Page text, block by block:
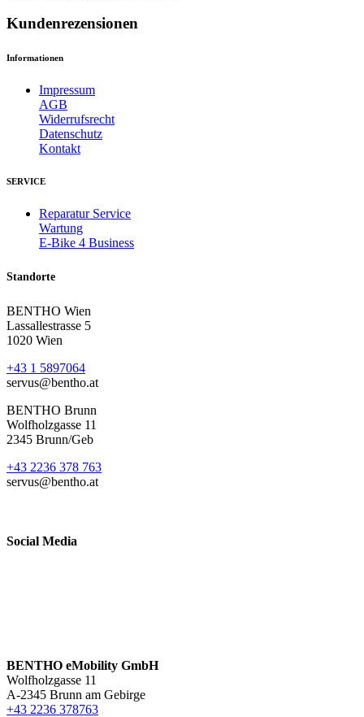
Kundenrezensionen
Informationen
Impressum
AGB
Widerrufsrecht
Datenschutz
Kontakt
SERVICE
Reparatur Service
Wartung
E-Bike 4 Business
Standorte
BENTHO Wien
Lassallestrasse 5
1020 Wien
+43 1 5897064
servus@bentho.at
BENTHO Brunn
Wolfholzgasse 11
2345 Brunn/Geb
+43 2236 378 763
servus@bentho.at
Social Media
BENTHO eMobility GmbH
Wolfholzgasse 11
A-2345 Brunn am Gebirge
+43 2236 378763